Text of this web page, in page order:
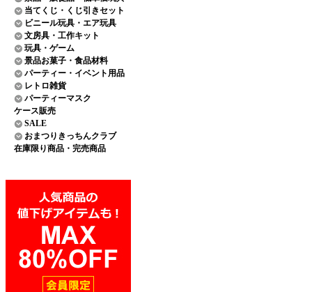
当てくじ・くじ引きセット
ビニール玩具・エア玩具
文房具・工作キット
玩具・ゲーム
景品お菓子・食品材料
パーティー・イベント用品
レトロ雑貨
パーティーマスク
ケース販売
SALE
おまつりきっちんクラブ
在庫限り商品・完売商品